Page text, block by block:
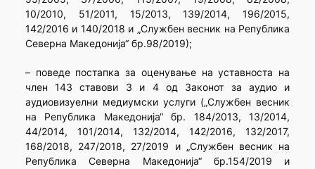
10/2010, 51/2011, 15/2013, 139/2014, 196/2015,
142/2016 и 140/2018 и „Службен весник на Република
Северна Македонија“ бр.98/2019);
– поведе постапка за оценување на уставноста на
член 143 ставови 3 и 4 од Законот за аудио и
аудиовизуелни медиумски услуги („Службен весник
на Република Македонија“ бр. 184/2013, 13/2014,
44/2014, 101/2014, 132/2014, 142/2016, 132/2017,
168/2018, 247/2018, 27/2019 и „Службен весник на
Република Северна Македонија“ бр.154/2019 и